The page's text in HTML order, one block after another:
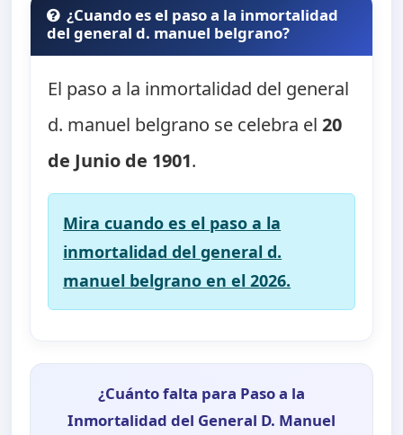
¿Cuando es el paso a la inmortalidad
del general d. manuel belgrano?
El paso a la inmortalidad del general
d. manuel belgrano se celebra el20
de Junio de 1901.
Mira cuando es el paso a la
inmortalidad del general d.
manuel belgrano en el 2026.
¿Cuánto falta para Paso a la
Inmortalidad del General D. Manuel